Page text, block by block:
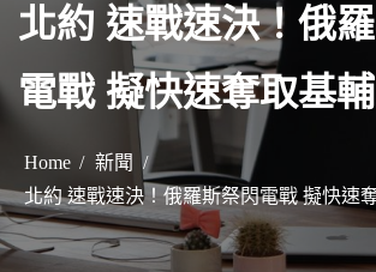
北約 速戰速決！俄
電戰 擬快速奪取基
Home
新聞
北約 速戰速決！俄羅斯祭閃電戰 擬快速